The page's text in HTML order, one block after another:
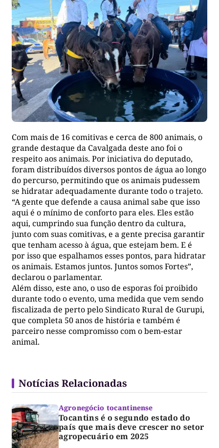
Com mais de 16 comitivas e cerca de 800 animais, o
grande destaque da Cavalgada deste ano foi o
respeito aos animais. Por iniciativa do deputado,
foram distribuídos diversos pontos de água ao longo
do percurso, permitindo que os animais pudessem
se hidratar adequadamente durante todo o trajeto.
“A gente que defende a causa animal sabe que isso
aqui é o mínimo de conforto para eles. Eles estão
aqui, cumprindo sua função dentro da cultura,
junto com suas comitivas, e a gente precisa garantir
que tenham acesso à água, que estejam bem. E é
por isso que espalhamos esses pontos, para hidratar
os animais. Estamos juntos. Juntos somos Fortes”,
declarou o parlamentar.
Além disso, este ano, o uso de esporas foi proibido
durante todo o evento, uma medida que vem sendo
fiscalizada de perto pelo Sindicato Rural de Gurupi,
que completa 50 anos de história e também é
parceiro nesse compromisso com o bem-estar
animal.
Notícias Relacionadas
Agronegócio tocantinense
Tocantins é o segundo estado do
país que mais deve crescer no setor
agropecuário em 2025